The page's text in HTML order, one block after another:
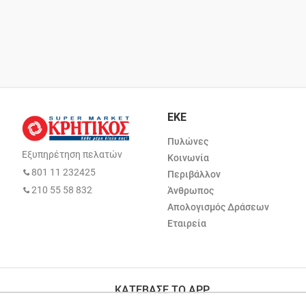
Εξυπηρέτηση πελατών
801 11 232425
210 55 58 832
ΕΚΕ
Πυλώνες
Κοινωνία
Περιβάλλον
Άνθρωπος
Απολογισμός Δράσεων
Εταιρεία
ΚΑΤΕΒΑΣΕ ΤΟ APP